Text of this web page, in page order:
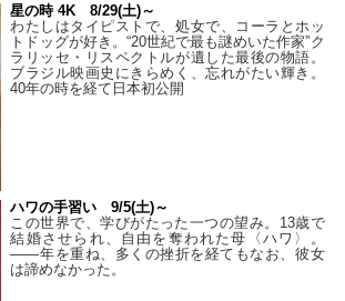
星の時 4K 8/29(土)～
わたしはタイピストで、処⼥で、コーラとホッ
トドッグが好き。“20世紀で最も謎めいた作家”ク
ラリッセ・リスペクトルが遺した最後の物語。
ブラジル映画史にきらめく、忘れがたい輝き。
40年の時を経て⽇本初公開
ハワの手習い 9/5(土)～
この世界で、学びがたった一つの望み。13歳で
結婚させられ、自由を奪われた母〈ハワ〉。
——年を重ね、多くの挫折を経てもなお、彼女
は諦めなかった。